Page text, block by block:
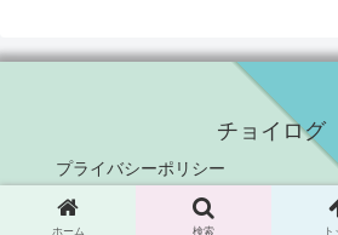
チョイログ
プライバシーポリシー
© 2010 チョイロ
ホーム 検索